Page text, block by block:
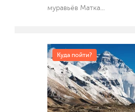
муравьёв Матка
Куда пойти?